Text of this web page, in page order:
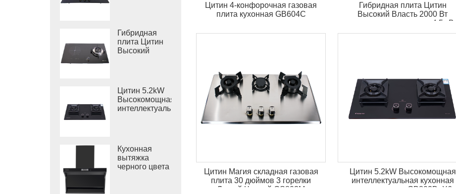
газовая плита
из
закаленного
стекла
Гибридная
плита Цитин
Высокий
плита и 4,5
кВт газовая
плита
Цитин 5.2kW
Высокомощная
интеллектуальная
Кухонная
вытяжка
черного цвета
Цитин 4-конфорочная газовая
плита кухонная GB604C
Гибридная плита Цитин
Высокий Власть 2000 Вт
индукционная плита и 4,5 кВт
газовая плита
Цитин Магия складная газовая
плита 30 дюймов 3 горелки
Легкий Чистый GS803M
Цитин 5.2kW Высокомощная
интеллектуальная кухонная
газовая плита GB802B -X6